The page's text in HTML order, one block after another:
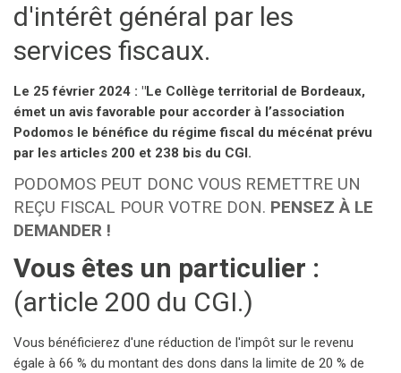
d'intérêt général par les
services fiscaux.
Le 25 février 2024 : "Le Collège territorial de Bordeaux,
émet un avis favorable pour accorder à l’association
Podomos le bénéfice du régime fiscal du mécénat prévu
par les articles 200 et 238 bis du CGI.
PODOMOS PEUT DONC VOUS REMETTRE UN
REÇU FISCAL POUR VOTRE DON. PENSEZ À LE
DEMANDER !
Vous êtes un particulier :
(article 200 du CGI.)
Vous bénéficierez d'une réduction de l'impôt sur le revenu
égale à 66 % du montant des dons dans la limite de 20 % de